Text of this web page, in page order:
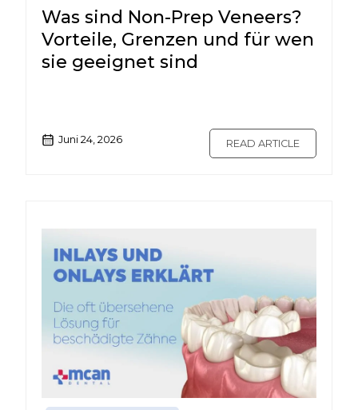
Was sind Non-Prep Veneers?
Vorteile, Grenzen und für wen
sie geeignet sind
Juni 24, 2026 READ ARTICLE